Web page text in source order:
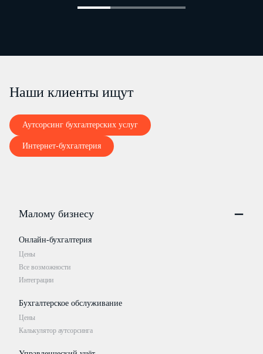
Наши клиенты ищут
Аутсорсинг бухгалтерских услуг
Интернет-бухгалтерия
Малому бизнесу
Онлайн-бухгалтерия
Цены
Все возможности
Интеграции
Бухгалтерское обслуживание
Цены
Калькулятор аутсорсинга